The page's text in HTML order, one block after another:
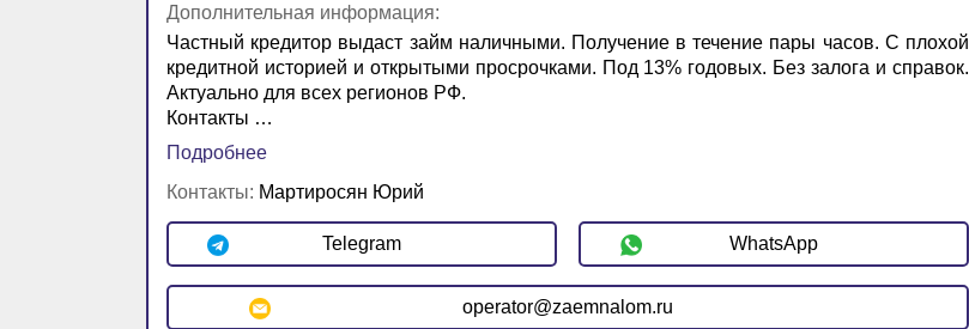
Дополнительная информация:
Частный кредитор выдаст займ наличными. Получение в течение пары часов. С плохой
кредитной историей и открытыми просрочками. Под 13% годовых. Без залога и справок.
Актуально для всех регионов РФ.
Контакты …
Подробнее
Контакты: Мартиросян Юрий
Telegram WhatsApp
operator@zaemnalom.ru